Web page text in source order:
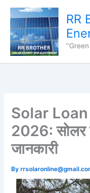
content
Skip
content
RR
Solar
2026: सोलर
जानकारी
By